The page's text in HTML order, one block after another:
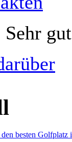
Sehr
besten